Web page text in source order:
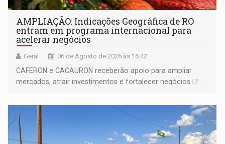
AMPLIAÇÃO: Indicações Geográfica de RO
entram em programa internacional para
acelerar negócios
Geral 06 de Agosto de 2026 às 16:42
CAFERON e CACAURON receberão apoio para ampliar
mercados, atrair investimentos e fortalecer negócios